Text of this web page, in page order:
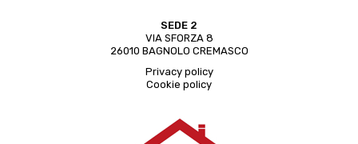
SEDE 2
VIA SFORZA 8
26010 BAGNOLO CREMASCO
Privacy policy
Cookie policy